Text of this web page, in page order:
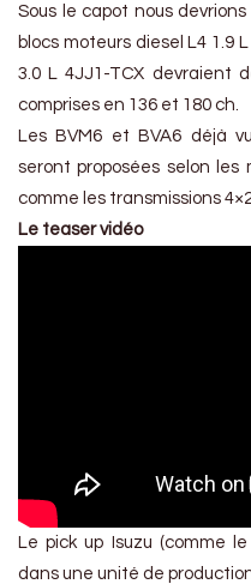
Sous le capot nous
blocs moteurs diesel L4 1.9
3.0 L 4JJ1-TCX devraient
comprises en 136 et 180 ch.
Les BVM6 et BVA6 déjà
seront proposées selon
comme les transmissions
Le teaser vidéo
Le pick up Isuzu (comme
dans une unité de